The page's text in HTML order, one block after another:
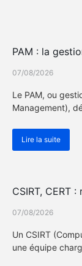
PAM : la
07/08/2026
Le PAM, ou
Management),
Lire la suite
CSIRT, CERT
07/08/2026
Un CSIRT
une équipe